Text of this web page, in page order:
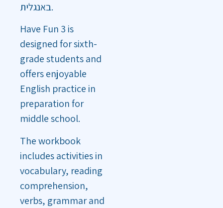
באנגלית.
Have Fun 3 is
designed for sixth-
grade students and
offers enjoyable
English practice in
preparation for
middle school.
The workbook
includes activities in
vocabulary, reading
comprehension,
verbs, grammar and